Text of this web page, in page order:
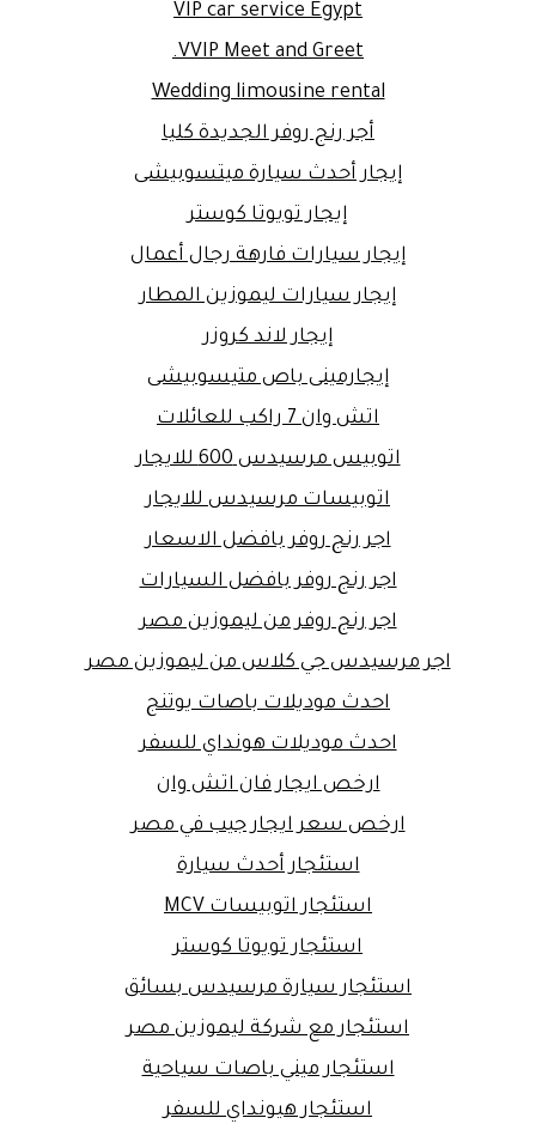
VIP car service Egypt
VVIP Meet and Greet.
Wedding limousine rental
أجر رنج روفر الجديدة كليا
إيجار أحدث سيارة ميتسوبيشى
إيجار تويوتا كوستر
إيجار سيارات فارهة رجال أعمال
إيجار سيارات ليموزين المطار
إيجار لاند كروزر
إيجارمينى باص متيسوبيشى
اتش وان 7 راكب للعائلات
اتوبيس مرسيدس 600 للايجار
اتوبيسات مرسيدس للايجار
اجر رنج روفر بافضل الاسعار
اجر رنج روفر بافضل السيارات
اجر رنج روفر من ليموزين مصر
اجر مرسيدس جي كلاس من ليموزين مصر
احدث موديلات باصات يوتنج
احدث موديلات هونداي للسفر
ارخص ايجار فان اتش وان
ارخص سعر ايجار جيب في مصر
استئجار أحدث سيارة
استئجار اتوبيسات MCV
استئجار تويوتا كوستر
استئجار سيارة مرسيدس بسائق
استئجار مع شركة ليموزين مصر
استئجار ميني باصات سياحية
استئجار هيونداي للسفر